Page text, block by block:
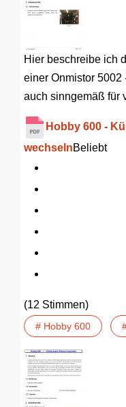
Hier beschreibe ich
einer Onmistor
auch sinngemäß für
Hobby 600 -
wechselnBeliebt
(12 Stimmen)
# Hobby 600